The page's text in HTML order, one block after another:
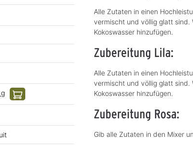
Alle Zutaten in einen
vermischt und völlig glatt sind.
Kokoswasser hinzufügen.
Zubereitung Lila:
Alle Zutaten in einen
vermischt und völlig glatt sind.
Kokoswasser hinzufügen.
Zubereitung Rosa:
Gib alle Zutaten in den Mixer